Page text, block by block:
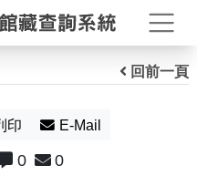
打
回前一頁
印 E-Mail
0 0